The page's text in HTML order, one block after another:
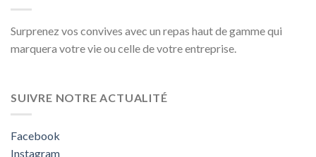
Surprenez vos convives avec un repas haut de gamme qui
marquera votre vie ou celle de votre entreprise.
SUIVRE NOTRE ACTUALITÉ
Facebook
Instagram